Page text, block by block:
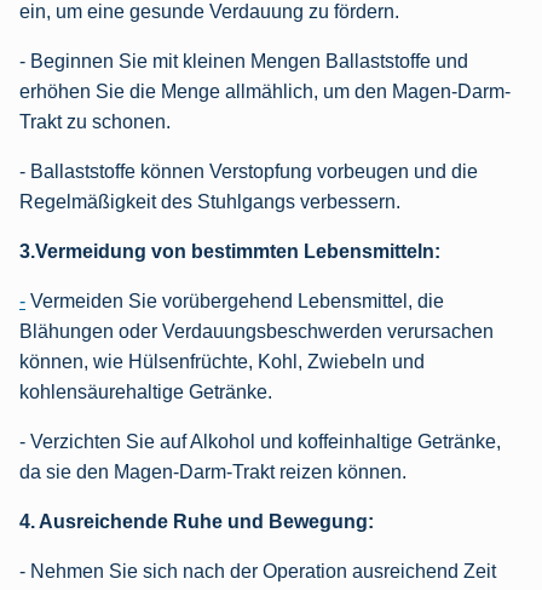
ein, um eine gesunde Verdauung zu fördern.
- Beginnen Sie mit kleinen Mengen Ballaststoffe und
erhöhen Sie die Menge allmählich, um den Magen-Darm-
Trakt zu schonen.
- Ballaststoffe können Verstopfung vorbeugen und die
Regelmäßigkeit des Stuhlgangs verbessern.
3.Vermeidung von bestimmten Lebensmitteln:
- Vermeiden Sie vorübergehend Lebensmittel, die
Blähungen oder Verdauungsbeschwerden verursachen
können, wie Hülsenfrüchte, Kohl, Zwiebeln und
kohlensäurehaltige Getränke.
- Verzichten Sie auf Alkohol und koffeinhaltige Getränke,
da sie den Magen-Darm-Trakt reizen können.
4. Ausreichende Ruhe und Bewegung:
- Nehmen Sie sich nach der Operation ausreichend Zeit